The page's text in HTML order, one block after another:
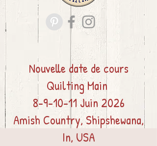
Nouvelle date de cours
QuiltingMain
8-9-10-11 Juin 2026
Amish Country, Shipshewana,
In, USA